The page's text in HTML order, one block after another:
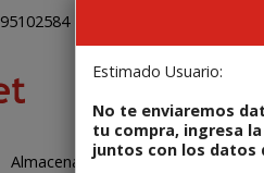
Estimado Usuario:
No te enviaremos
tu compra, ingresa
juntos con los datos
95102584
Almacenamiento HDD SSD